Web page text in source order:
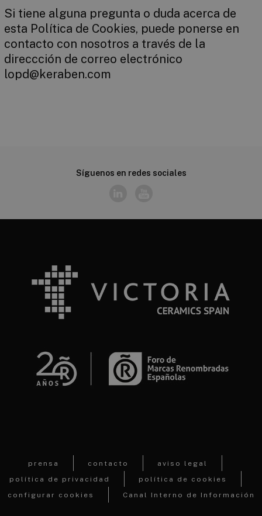
Si tiene alguna pregunta o duda acerca de
esta Política de Cookies, puede ponerse en
contacto con nosotros a través de la
direccción de correo electrónico
lopd@keraben.com
Síguenos en redes sociales
prensa contacto
aviso legal
política de privacidad
política de cookies
configurar cookies
Canal Interno de Información